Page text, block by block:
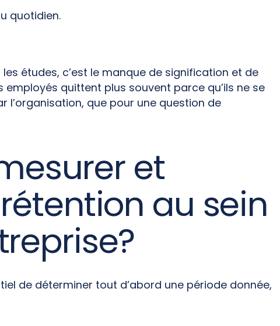
quotidien.
études, c’est le manque de signification et de
employés quittent plus souvent parce qu’ils ne se
l’organisation, que pour une question de
et
au sein
de déterminer tout d’abord une période donnée,